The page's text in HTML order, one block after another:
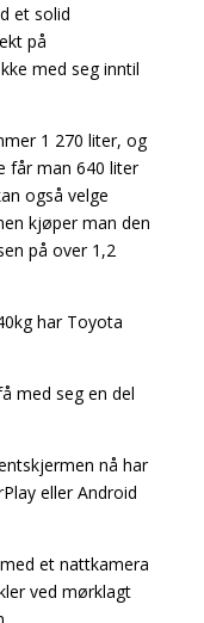
et solid
på
med seg inntil
1 270 liter, og
får man 640 liter
også velge
kjøper man den
på over 1,2
har Toyota
med seg en del
nå har
eller Android
et nattkamera
ved mørklagt